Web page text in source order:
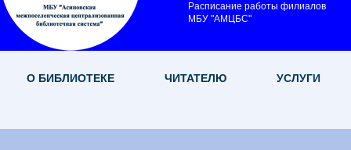
Расписание работы филиалов
МБУ "АМЦБС"
О БИБЛИОТЕКЕ ЧИТАТЕЛЮ УСЛУГИ